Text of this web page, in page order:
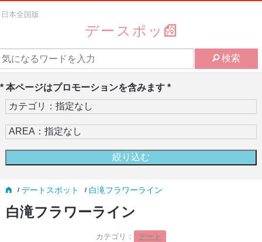
日本全国版
デースポッ
検索
* 本ページはプロモーションを含みます *
デートスポット 白滝フラワーライン
白滝フラワーライン
カテゴリ： デート